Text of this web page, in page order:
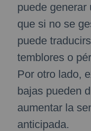
puede generar
que si no se
puede
temblores o
Por otro lado,
bajas pueden
aumentar la
anticipada.